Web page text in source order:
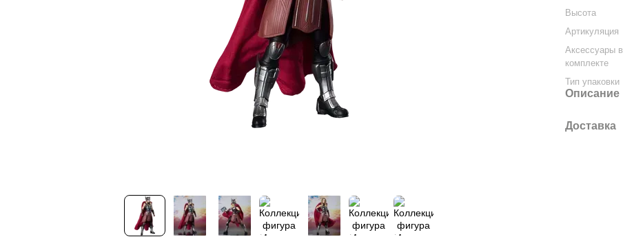
Высота
Артикуляция
Аксессуары в
комплекте
Тип упаковки
Описание
Доставка